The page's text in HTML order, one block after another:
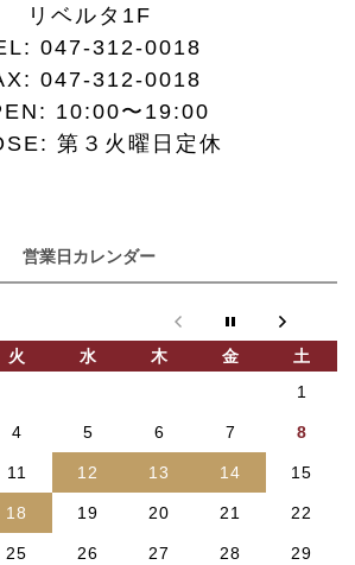
リベルタ1F
047-312-0018
047-312-0018
10:00〜19:00
第３火曜日定休
営業日カレンダー
火 水 木 金
土
1
4 5 6 7 8
11 12 13 14 15
18 19 20 21 22
25 26 27 28 29